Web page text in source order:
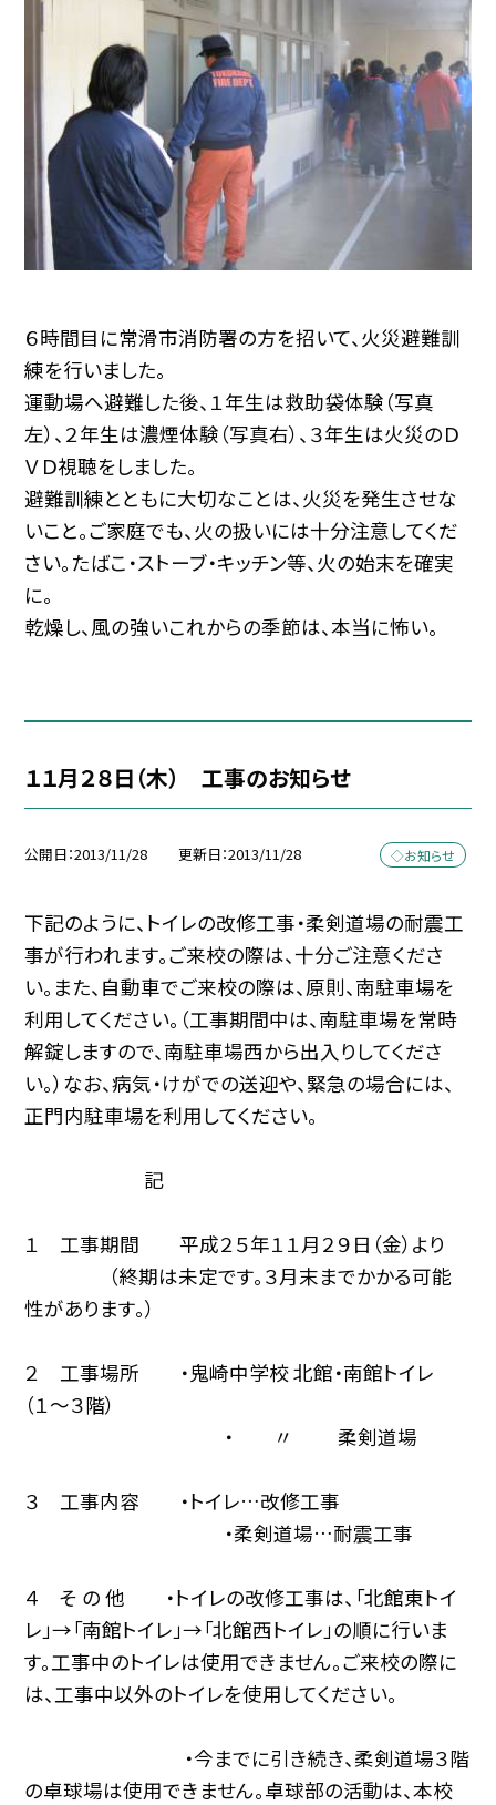
６時間目に常滑市消防署の方を招いて、火災避難訓
練を行いました。
運動場へ避難した後、１年生は救助袋体験（写真
左）、２年生は濃煙体験（写真右）、３年生は火災のＤ
ＶＤ視聴をしました。
避難訓練とともに大切なことは、火災を発生させな
いこと。ご家庭でも、火の扱いには十分注意してくだ
さい。たばこ・ストーブ・キッチン等、火の始末を確実
に。
乾燥し、風の強いこれからの季節は、本当に怖い。
１１月２８日（木） 工事のお知らせ
公開日 2013/11/28 更新日 2013/11/28 ◇お知らせ
下記のように、トイレの改修工事・柔剣道場の耐震工
事が行われます。ご来校の際は、十分ご注意くださ
い。また、自動車でご来校の際は、原則、南駐車場を
利用してください。（工事期間中は、南駐車場を常時
解錠しますので、南駐車場西から出入りしてくださ
い。）なお、病気・けがでの送迎や、緊急の場合には、
正門内駐車場を利用してください。
記
１ 工事期間 平成２５年１１月２９日（金）より
（終期は未定です。３月末までかかる可能
性があります。）
２ 工事場所 ・鬼崎中学校 北館・南館トイレ
（１〜３階）
・ 〃 柔剣道場
３ 工事内容 ・トイレ…改修工事
・柔剣道場…耐震工事
４ そ の 他 ・トイレの改修工事は、「北館東トイ
レ」→「南館トイレ」→「北館西トイレ」の順に行いま
す。工事中のトイレは使用できません。ご来校の際に
は、工事中以外のトイレを使用してください。
・今までに引き続き、柔剣道場３階
の卓球場は使用できません。卓球部の活動は、本校